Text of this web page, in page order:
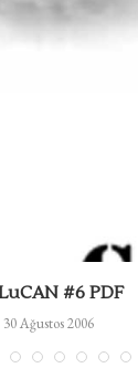
#6 PDF
30 Ağustos 2006